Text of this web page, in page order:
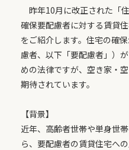
昨年10月に改正された「
確保要配慮者に対する賃貸
をご紹介します。住宅の確
慮者、以下「要配慮者」）
めの法律ですが、空き家・
期待されています。
【背景】
近年、高齢者世帯や単身世
ら、要配慮者の賃貸住宅へ